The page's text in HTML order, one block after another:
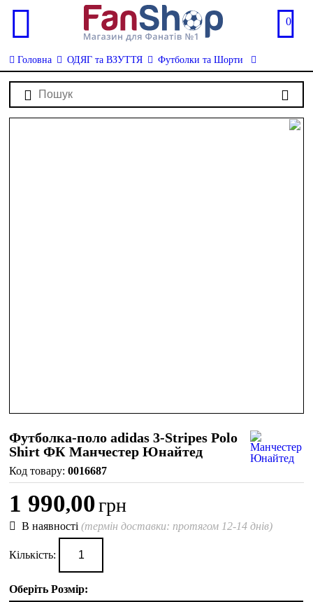
0
Головна ОДЯГ та ВЗУТТЯ Футболки та Шорти
Футболка-поло adidas 3-Stripes Polo
Shirt ФК Манчестер Юнайтед
0016687
1 990,00грн
В наявності(термін доставки: протягом 12-14 днів)
Кількість:
Оберіть Розмір: